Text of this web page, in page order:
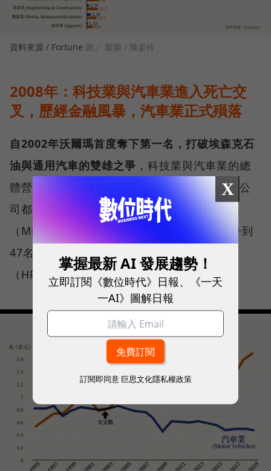
資料來源 / Fortune 圖／ 製圖 / 陳姿伶
2008年：科技業與汽車業進入死亡交
叉，歷經金融風暴，汽車業正式殞落
自2002年沃爾瑪首度奪下第一名，打破埃森克石
油與通用汽車的雙雄之爭 ，科技業與汽車業的總
體營收，於該年進入「死亡交叉」。許多科技公
司都在2003年排名驟升，像是微軟
（Microsoft）就在2003年從原本的72名躍升到
47名、戴爾（Dell）從53名升至36名，惠普
（HP）則從28名躍升到14。
X
掌握最新 AI 發展趨勢！
立即訂閱《數位時代》日報、《一天
一AI》圖解日報
訂閱即同意 巨思文化隱私權政策